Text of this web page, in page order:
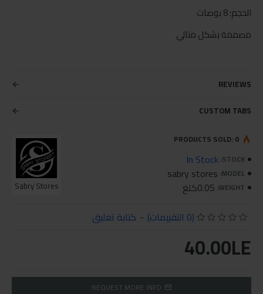
الحجم؛ 8 بوصات
مصممة بشكل مثالي
REVIEWS
CUSTOM TABS
STOCK:
In Stock
MODEL:
sabry stores
WEIGHT: 0.05كلغ Sabry Stores
PRODUCTS SOLD: 0
(0 التقييمات) - كتابة تعليق
40.00LE
REQUEST MORE INFO